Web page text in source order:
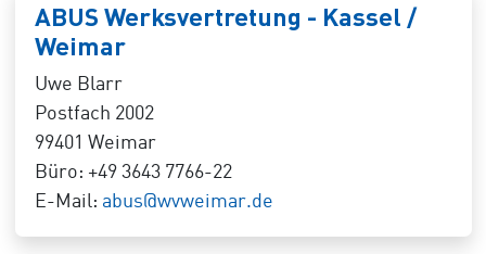
ABUS Werksvertretung - Kassel /
Weimar
Uwe Blarr
Postfach 2002
99401 Weimar
Büro: +49 3643 7766-22
E-Mail: abus@wvweimar.de